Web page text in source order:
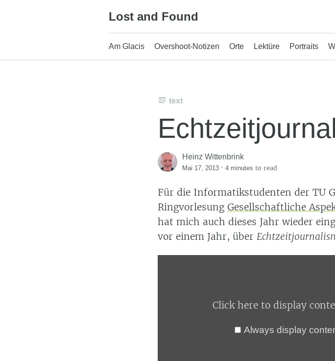
Lost and Found
Am Glacis Overshoot-Notizen Orte Lektüre Portraits
text
Heinz Wittenbrink
Mai 17, 2013 · 4 minutes to read
Für die Informatikstudenten der TU
Ringvorlesung Gesellschaftliche
hat mich auch dieses Jahr wieder
vor einem Jahr, über
Click here to display
Always display